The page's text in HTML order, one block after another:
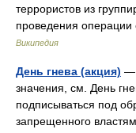
террористов из
проведения
Википедия
День гнева (акция) —
значения, см. День
подписываться под
запрещенного